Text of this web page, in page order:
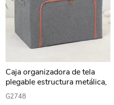
Caja organizadora de tela
plegable estructura metálica,
con 2 cierres, varios colores
G2748